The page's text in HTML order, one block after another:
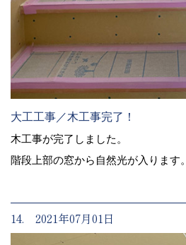
大工工事／木工事完了！
木工事が完了しました。
階段上部の窓から自然光が入ります。
14. 2021年07月01日